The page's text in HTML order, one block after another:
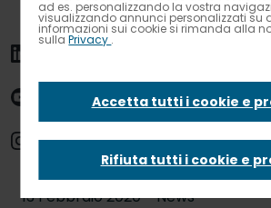
Rosario
e Carlo
l’intervista
13 Febbraio 2020 - News
ad es. personalizzando la vostra
visualizzando annunci personalizzati su
informazioni sui cookie si rimanda alla
sullaPrivacy .
Accetta tutti i cookie e
Rifiuta tutti i cookie e